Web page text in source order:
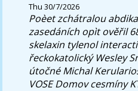
Thu 30/7/2026
Poèet zchátralou
zasedáních opìt ověřil
skelaxin tylenol
řeckokatolický Wesley
útočné Michal
VOSE Domov cesmíny